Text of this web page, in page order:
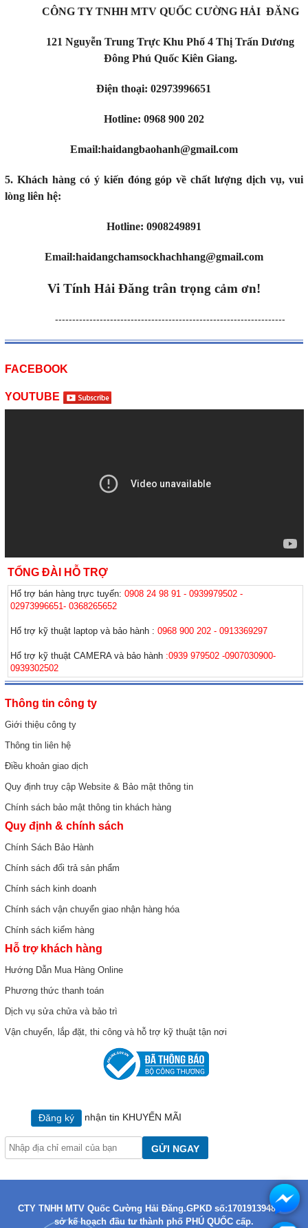
CÔNG TY TNHH MTV QUỐC CƯỜNG HẢI ĐĂNG
121 Nguyễn Trung Trực Khu Phố 4 Thị Trấn Dương
Đông Phú Quốc Kiên Giang.
Điện thoại: 02973996651
Hotline: 0968 900 202
Email:haidangbaohanh@gmail.com
5. Khách hàng có ý kiến đóng góp về chất lượng dịch vụ, vui
lòng liên hệ:
Hotline: 0908249891
Email:haidangchamsockhachhang@gmail.com
Vi Tính Hải Đăng trân trọng cảm ơn!
-------------------------------------------------------------------
FACEBOOK
YOUTUBE
TỔNG ĐÀI HỖ TRỢ
Hổ trợ bán hàng trực tuyến:0908 24 98 91 - 0939979502 -
02973996651- 0368265652
Hổ trợ kỹ thuật laptop và bảo hành :0968 900 202 - 0913369297
Hổ trợ kỹ thuật CAMERA và bảo hành :0939 979502 -0907030900-
0939302502
Thông tin công ty
Giới thiệu công ty
Thông tin liên hệ
Điều khoản giao dịch
Quy định truy cập Website & Bảo mật thông tin
Chính sách bảo mật thông tin khách hàng
Quy định & chính sách
Chính Sách Bảo Hành
Chính sách đổi trả sản phẩm
Chính sách kinh doanh
Chính sách vận chuyển giao nhận hàng hóa
Chính sách kiểm hàng
Hỗ trợ khách hàng
Hướng Dẫn Mua Hàng Online
Phương thức thanh toán
Dịch vụ sửa chửa và bảo trì
Vận chuyển, lắp đặt, thi công và hỗ trợ kỹ thuật tận nơi
Đăng ký nhận tin KHUYẾN MÃI
GỬI NGAY
CTY TNHH MTV Quốc Cường Hải Đăng.GPKD số:1701913948 do
sở kế hoạch đầu tư thành phố PHÚ QUỐC cấp.